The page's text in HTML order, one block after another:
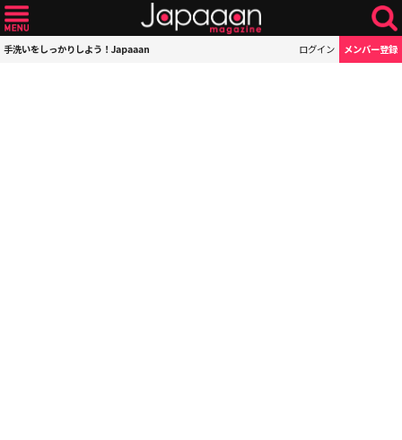
手洗いをしっかりしよう！Japaaan ログイン メンバー登録